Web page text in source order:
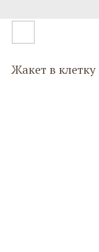
Жакет в клетку